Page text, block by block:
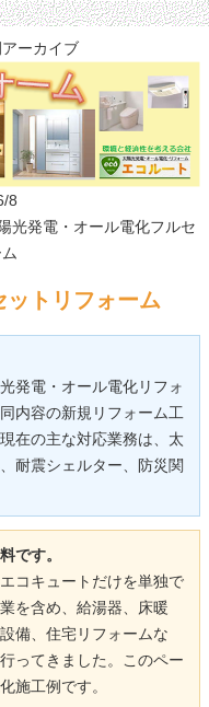
ーカイブ
8
光発電・オール電化フルセ
トリフォーム
発電・オール電化リフォ
内容の新規リフォーム工
在の主な対応業務は、太
耐震シェルター、防災関
です。
コキュートだけを単独で
を含め、給湯器、床暖
備、住宅リフォームな
ってきました。このペー
施工例です。